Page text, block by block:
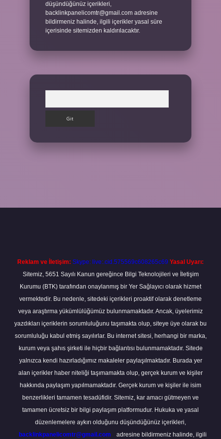
düşündüğünüz içerikleri,
backlinkpanelicomtr@gmail.com adresine
bildirmeniz halinde, ilgili içerikler yasal süre
içerisinde sitemizden kaldırılacaktır.
Reklam ve İletişim: Skype: live:.cid.575569c608265c69 Yasal Uyarı:
Sitemiz, 5651 Sayılı Kanun gereğince Bilgi Teknolojileri ve İletişim
Kurumu (BTK) tarafından onaylanmış bir Yer Sağlayıcı olarak hizmet
vermektedir. Bu nedenle, sitedeki içerikleri proaktif olarak denetleme
veya araştırma yükümlülüğümüz bulunmamaktadır. Ancak, üyelerimiz
yazdıkları içeriklerin sorumluluğunu taşımakta olup, siteye üye olarak bu
sorumluluğu kabul etmiş sayılırlar. Bu internet sitesi, herhangi bir marka,
kurum veya şahıs şirketi ile hiçbir bağlantısı bulunmamaktadır. Sitede
yalnızca kendi hazırladığımız makaleler paylaşılmaktadır. Burada yer
alan içerikler haber niteliği taşımamakta olup, gerçek kurum ve kişiler
hakkında paylaşım yapılmamaktadır. Gerçek kurum ve kişiler ile isim
benzerlikleri tamamen tesadüfidir. Sitemiz, kar amacı gütmeyen ve
tamamen ücretsiz bir bilgi paylaşım platformudur. Hukuka ve yasal
düzenlemelere aykırı olduğunu düşündüğünüz içerikleri,
backlinkpanelicomtr@gmail.com
adresine bildirmeniz halinde, ilgili